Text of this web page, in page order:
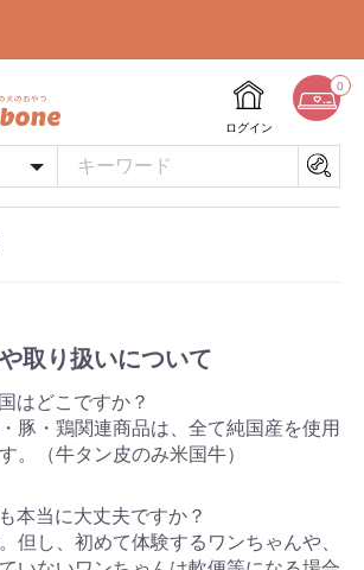
ログイン
0
取り扱いについて
はどこですか？
豚・鶏関連商品は、全て純国産を使用
。（牛タン皮のみ米国牛）
本当に大丈夫ですか？
但し、初めて体験するワンちゃんや、